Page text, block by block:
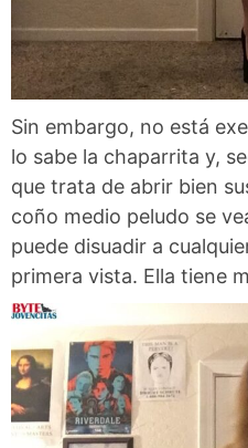
Sin embargo, no está
lo sabe la chaparrita y,
que trata de abrir bien
coño medio peludo se
puede disuadir a
primera vista. Ella tiene